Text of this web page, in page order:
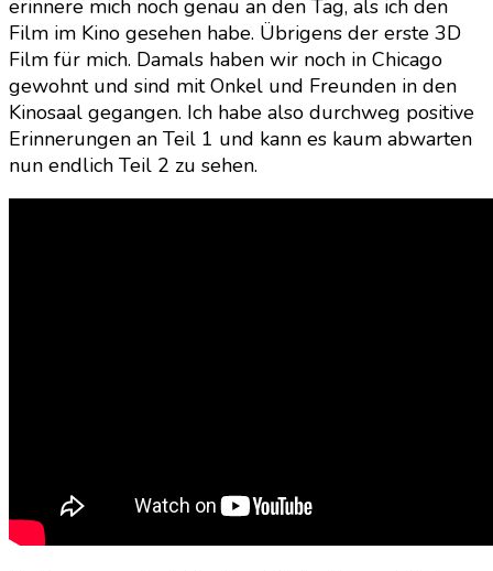
erinnere mich noch genau an den Tag, als ich den
Film im Kino gesehen habe. Übrigens der erste 3D
Film für mich. Damals haben wir noch in Chicago
gewohnt und sind mit Onkel und Freunden in den
Kinosaal gegangen. Ich habe also durchweg positive
Erinnerungen an Teil 1 und kann es kaum abwarten
nun endlich Teil 2 zu sehen.